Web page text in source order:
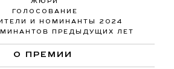
ЖЮРИ
ГОЛОСОВАНИЕ
И НОМИНАНТЫ 2024
ПРЕДЫДУЩИХ ЛЕТ
О ПРЕМИИ